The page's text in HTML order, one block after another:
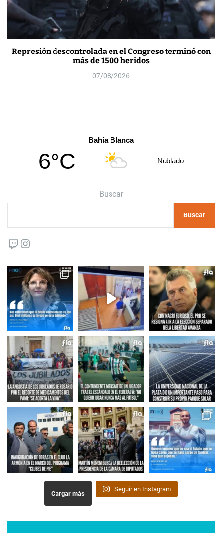
Represión descontrolada en el Congreso terminó con
más de 1500 heridos
07/08/2026
Bahia Blanca
6°C Nublado
Buscar
Buscar
Twitch
Cargar más
Seguir en Instagram